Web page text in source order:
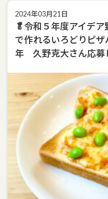
2024年03月21日
🥬令和５年度アイデ
で作れるいろどりピ
年 久野克大さん応募